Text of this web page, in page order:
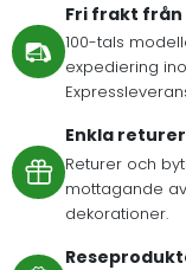
Fri frakt från
100-tals
expediering
Enkla
Returer och
mottagande
dekorationer.